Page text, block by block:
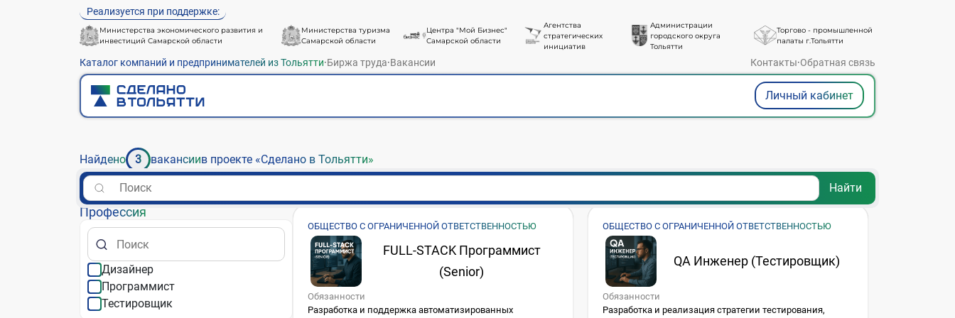
Реализуется при поддержке:
Министерства экономического развития и
инвестиций Самарской области
Министерства туризма
Самарской области
Центра "Мой Бизнес"
Самарской области
Агентства
стратегических
инициатив
Администрации
городского округа
Тольятти
Торгово - промышленной
палаты г.Тольятти
Каталог компаний и предпринимателей из Тольятти·Биржа труда·Вакансии Контакты·Обратная связь
Личный кабинет
Найдено 3 вакансиив проекте «Сделано в Тольятти»
Найти
Профессия
Дизайнер
Программист
Тестировщик
ОБЩЕСТВО С ОГРАНИЧЕННОЙ ОТВЕТСТВЕННОСТЬЮ
«АЛЬВИРИТИ»
FULL-STACK Программист
(Senior)
Обязанности
Разработка и поддержка автоматизированных
ОБЩЕСТВО С ОГРАНИЧЕННОЙ ОТВЕТСТВЕННОСТЬЮ
«АЛЬВИРИТИ»
QA Инженер (Тестировщик)
Обязанности
Разработка и реализация стратегии тестирования,